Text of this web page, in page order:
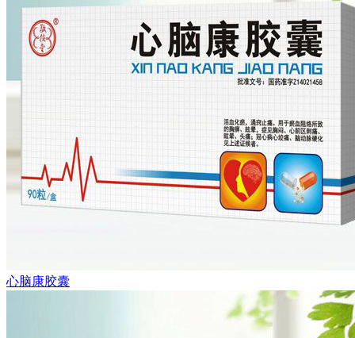
心脑康胶囊